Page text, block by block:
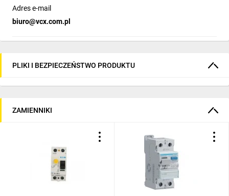
Adres e-mail
biuro@vcx.com.pl
PLIKI I BEZPIECZEŃSTWO PRODUKTU
ZAMIENNIKI